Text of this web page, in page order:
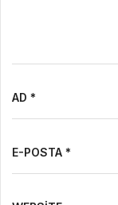
AD *
E-POSTA *